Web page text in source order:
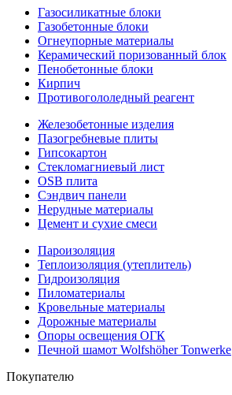
Газосиликатные блоки
Газобетонные блоки
Огнеупорные материалы
Керамический поризованный блок
Пенобетонные блоки
Кирпич
Противогололедный реагент
Железобетонные изделия
Пазогребневые плиты
Гипсокартон
Стекломагниевый лист
OSB плита
Сэндвич панели
Нерудные материалы
Цемент и сухие смеси
Пароизоляция
Теплоизоляция (утеплитель)
Гидроизоляция
Пиломатериалы
Кровельные материалы
Дорожные материалы
Опоры освещения ОГК
Печной шамот Wolfshöher Tonwerke
Покупателю